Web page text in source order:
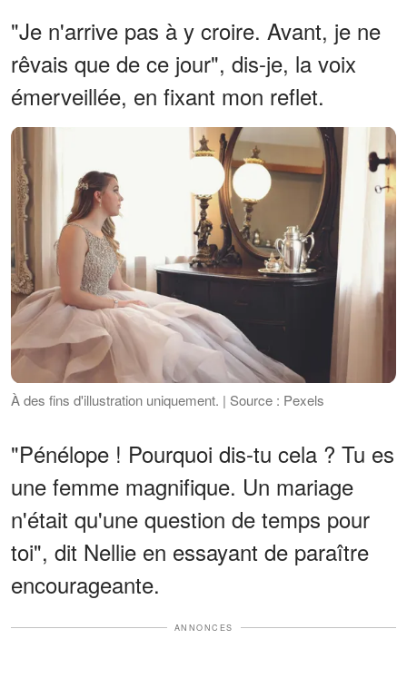
"Je n'arrive pas à y croire. Avant, je ne
rêvais que de ce jour", dis-je, la voix
émerveillée, en fixant mon reflet.
À des fins d'illustration uniquement. | Source : Pexels
"Pénélope ! Pourquoi dis-tu cela ? Tu es
une femme magnifique. Un mariage
n'était qu'une question de temps pour
toi", dit Nellie en essayant de paraître
encourageante.
ANNONCES